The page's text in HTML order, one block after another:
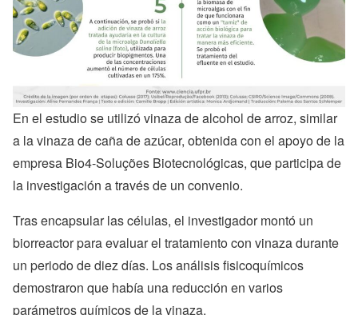
En el estudio se utilizó vinaza de alcohol de arroz, similar
a la vinaza de caña de azúcar, obtenida con el apoyo de la
empresa Bio4-Soluções Biotecnológicas, que participa de
la investigación a través de un convenio.
Tras encapsular las células, el investigador montó un
biorreactor para evaluar el tratamiento con vinaza durante
un periodo de diez días. Los análisis fisicoquímicos
demostraron que había una reducción en varios
parámetros químicos de la vinaza.